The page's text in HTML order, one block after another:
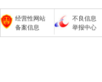
经营性网站
备案信息
不良信息
举报中心